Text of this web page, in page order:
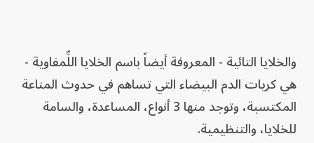
والخلايا التائية - المعروفة أيضاً باسم الخلايا اللِّمفاوية -
هي كريات الدم البيضاء التي تساهم في حدوث المناعة
المكتسبة، وتوجد منها 3 أنواع، المساعدة، والسامة
للخلايا، والتنظيمية.